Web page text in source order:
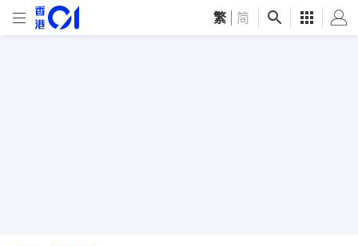
繁 简